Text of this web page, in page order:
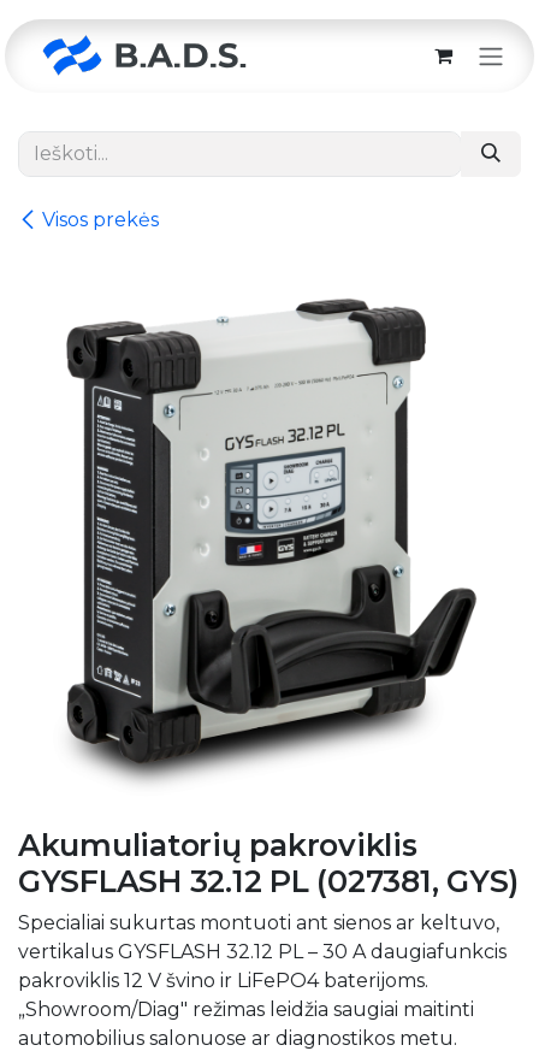
Visos prekės
Akumuliatorių pakroviklis
GYSFLASH 32.12 PL (027381, GYS)
Specialiai sukurtas montuoti ant sienos ar keltuvo,
vertikalus GYSFLASH 32.12 PL – 30 A daugiafunkcis
pakroviklis 12 V švino ir LiFePO4 baterijoms.
„Showroom/Diag" režimas leidžia saugiai maitinti
automobilius salonuose ar diagnostikos metu.